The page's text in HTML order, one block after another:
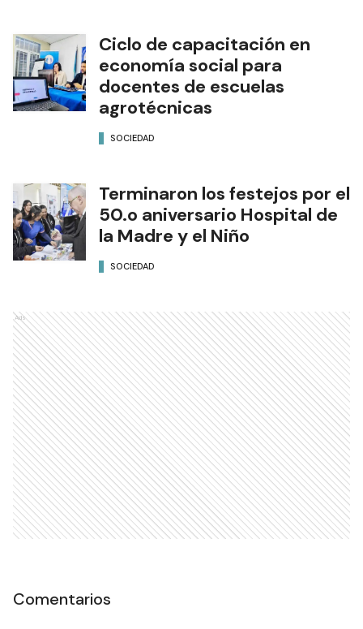
Ciclo de capacitación en
economía social para
docentes de escuelas
agrotécnicas
SOCIEDAD
Terminaron los festejos por el
50.o aniversario Hospital de
la Madre y el Niño
SOCIEDAD
Ads
Comentarios